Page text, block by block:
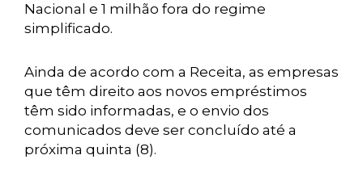
Nacional e 1 milhão fora do regime
simplificado.
Ainda de acordo com a Receita, as empresas
que têm direito aos novos empréstimos
têm sido informadas, e o envio dos
comunicados deve ser concluído até a
próxima quinta (8).